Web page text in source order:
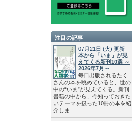
注目の記事
07月21日 (火) 更新
本から「いま」が見
えてくる新刊10選 ～
2026年7月～
毎日出版されるたく
さんの本を眺めていると、世の
中の“いま”が見えてくる。新刊
書籍の中から、今知っておきた
いテーマを扱った10冊の本を紹
介しま....